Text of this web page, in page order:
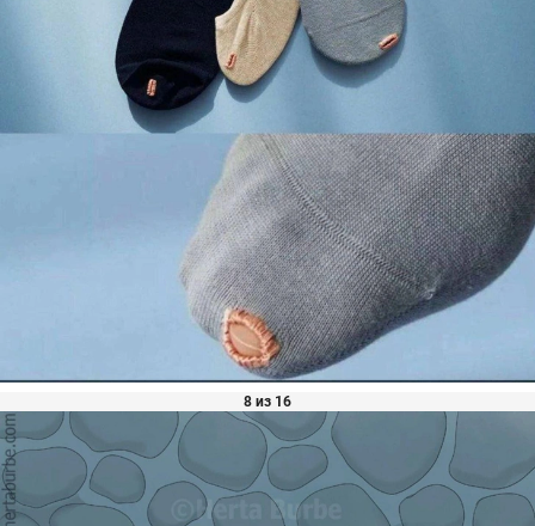
8 из 16